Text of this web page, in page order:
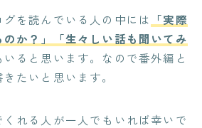
を読んでいる人の中には 「実際
か？」「生々しい話も聞いてみ
いると思います。なので番外編と
たいと思います。
れる人が一人でもいれば幸いで